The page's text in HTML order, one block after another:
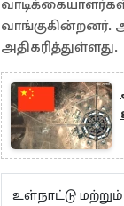
அதிகரித்துள்ளது.
உள்நாட்டு